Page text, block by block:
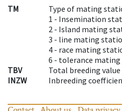
TM
Type of mating
1 - Insemination
2 - Island mating
3 - line mating
4 - race mating
6 - tolerance
TBV
Total breeding value
INZW
Inbreeding